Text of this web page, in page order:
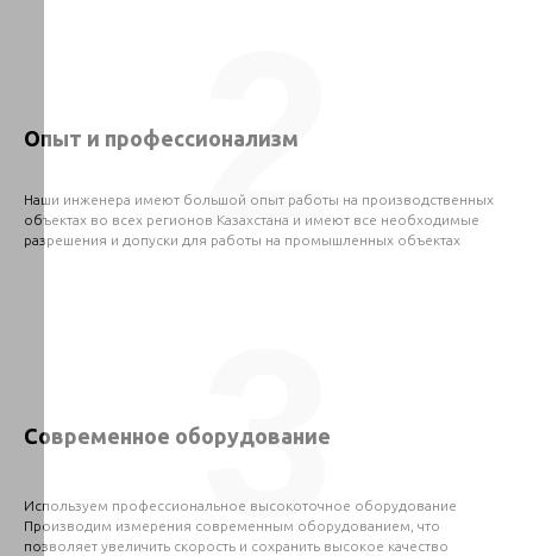
Опыт и профессионализм
Наши инженера имеют большой опыт работы на производственных
объектах во всех регионов Казахстана и имеют все необходимые
разрешения и допуски для работы на промышленных объектах
2
Современное оборудование
Используем профессиональное высокоточное оборудование
Производим измерения современным оборудованием, что
позволяет увеличить скорость и сохранить высокое качество
3